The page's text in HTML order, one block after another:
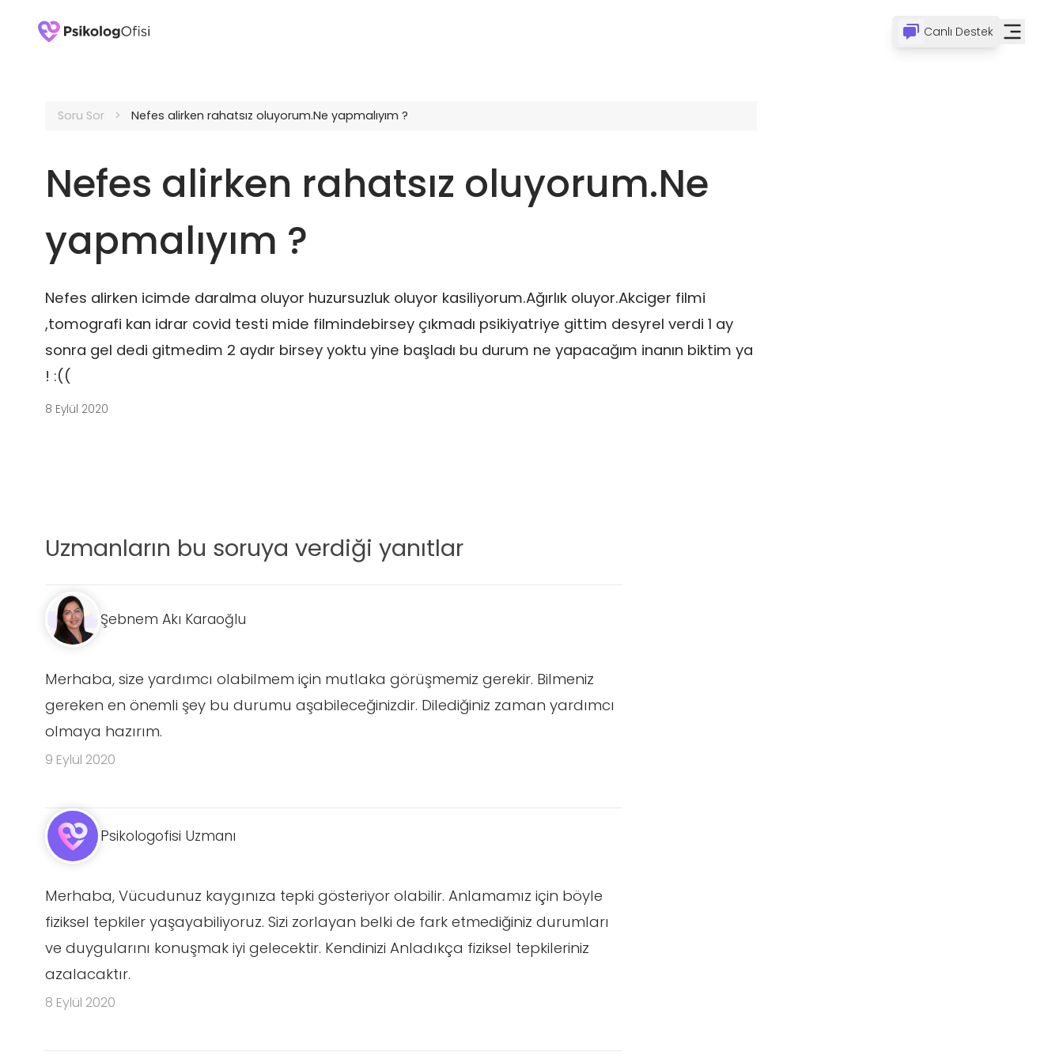
Canlı Destek
Soru Sor Nefes alirken rahatsız oluyorum.Ne yapmalıyım ?
Nefes alirken rahatsız oluyorum.Ne
yapmalıyım ?
Nefes alirken icimde daralma oluyor huzursuzluk oluyor kasiliyorum.Ağırlık oluyor.Akciger filmi
,tomografi kan idrar covid testi mide filmindebirsey çıkmadı psikiyatriye gittim desyrel verdi 1 ay
sonra gel dedi gitmedim 2 aydır birsey yoktu yine başladı bu durum ne yapacağım inanın biktim ya
! :((
8 Eylül 2020
Uzmanların bu soruya verdiği yanıtlar
Şebnem Akı Karaoğlu
Merhaba, size yardımcı olabilmem için mutlaka görüşmemiz gerekir. Bilmeniz
gereken en önemli şey bu durumu aşabileceğinizdir. Dilediğiniz zaman yardımcı
olmaya hazırım.
9 Eylül 2020
Psikologofisi Uzmanı
Merhaba, Vücudunuz kaygınıza tepki gösteriyor olabilir. Anlamamız için böyle
fiziksel tepkiler yaşayabiliyoruz. Sizi zorlayan belki de fark etmediğiniz durumları
ve duygularını konuşmak iyi gelecektir. Kendinizi Anladıkça fiziksel tepkileriniz
azalacaktır.
8 Eylül 2020